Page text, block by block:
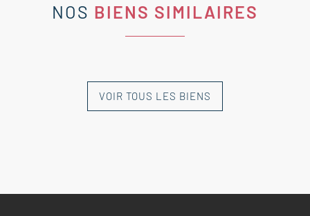
NOS BIENS SIMILAIRES
NOUVEAUTÉ
NOUVEAUTÉ
NOUVEAUTÉ
NOUVEAUTÉ
NOUVEAUTÉVOIR TOUS LES BIENS